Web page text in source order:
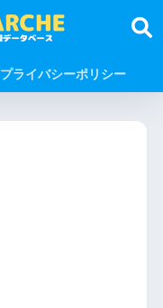
プライバシーポリシー